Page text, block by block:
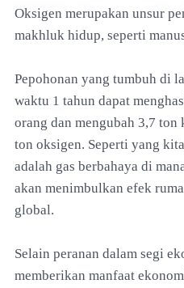
Oksigen merupakan unsur
makhluk hidup, seperti
Pepohonan yang tumbuh di
waktu 1 tahun dapat
orang dan mengubah 3,7
ton oksigen. Seperti yang
adalah gas berbahaya di
akan menimbulkan efek
global.
Selain peranan dalam segi
memberikan manfaat